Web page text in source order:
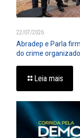
22/07/2026
Abradep e Parla
do crime
Leia mais